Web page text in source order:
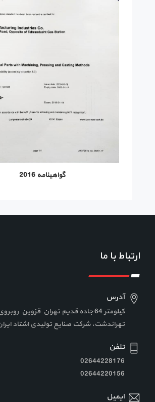
گواهینامه 2016
ارتباط با ما
آدرس
کیلومتر 64 جاده قدیم تهران قزوین
تهراندشت، شرکت صنایع تولیدی اشتاد
تلفن
02644228176
02644220156
ایمیل